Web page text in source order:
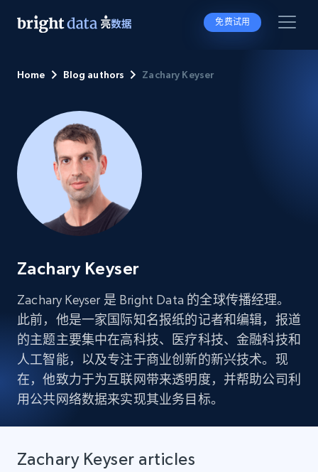
免费试用
Home Blog authors Zachary Keyser
Zachary Keyser
Zachary Keyser 是 Bright Data 的全球传播经理。
此前，他是一家国际知名报纸的记者和编辑，报道
的主题主要集中在高科技、医疗科技、金融科技和
人工智能，以及专注于商业创新的新兴技术。现
在，他致力于为互联网带来透明度，并帮助公司利
用公共网络数据来实现其业务目标。
Zachary Keyser articles